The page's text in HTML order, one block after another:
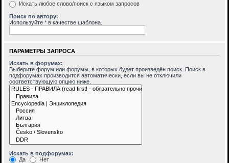
Искать любое слово/поиск с языком запросов
Поиск по автору:
Используйте * в качестве шаблона.
ПАРАМЕТРЫ ЗАПРОСА
Искать в форумах:
Выберите форум или форумы, в которых будет произведён поиск. Поиск в
подфорумах производится автоматически, если вы не отключили
соответствующую опцию ниже.
Искать в подфорумах:
Да
Нет